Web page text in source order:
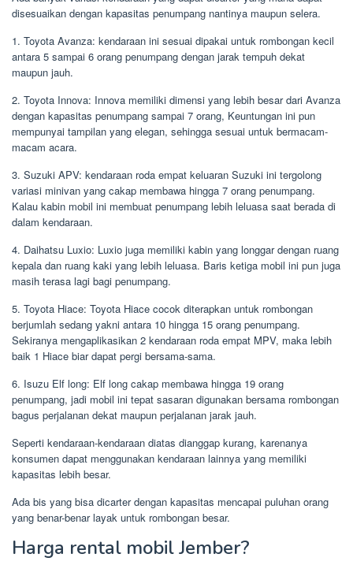
disesuaikan dengan kapasitas penumpang nantinya maupun selera.
1. Toyota Avanza: kendaraan ini sesuai dipakai untuk rombongan kecil
antara 5 sampai 6 orang penumpang dengan jarak tempuh dekat
maupun jauh.
2. Toyota Innova: Innova memiliki dimensi yang lebih besar dari Avanza
dengan kapasitas penumpang sampai 7 orang, Keuntungan ini pun
mempunyai tampilan yang elegan, sehingga sesuai untuk bermacam-
macam acara.
3. Suzuki APV: kendaraan roda empat keluaran Suzuki ini tergolong
variasi minivan yang cakap membawa hingga 7 orang penumpang.
Kalau kabin mobil ini membuat penumpang lebih leluasa saat berada di
dalam kendaraan.
4. Daihatsu Luxio: Luxio juga memiliki kabin yang longgar dengan ruang
kepala dan ruang kaki yang lebih leluasa. Baris ketiga mobil ini pun juga
masih terasa lagi bagi penumpang.
5. Toyota Hiace: Toyota Hiace cocok diterapkan untuk rombongan
berjumlah sedang yakni antara 10 hingga 15 orang penumpang.
Sekiranya mengaplikasikan 2 kendaraan roda empat MPV, maka lebih
baik 1 Hiace biar dapat pergi bersama-sama.
6. Isuzu Elf long: Elf long cakap membawa hingga 19 orang
penumpang, jadi mobil ini tepat sasaran digunakan bersama rombongan
bagus perjalanan dekat maupun perjalanan jarak jauh.
Seperti kendaraan-kendaraan diatas dianggap kurang, karenanya
konsumen dapat menggunakan kendaraan lainnya yang memiliki
kapasitas lebih besar.
Ada bis yang bisa dicarter dengan kapasitas mencapai puluhan orang
yang benar-benar layak untuk rombongan besar.
Harga rental mobil Jember?